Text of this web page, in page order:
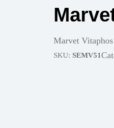
Marvet
SKU: SEMV51